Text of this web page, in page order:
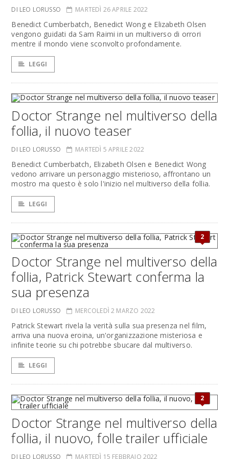
DI LEO LORUSSO MARTEDÌ 26 APRILE 2022
Benedict Cumberbatch, Benedict Wong e Elizabeth Olsen
vengono guidati da Sam Raimi in un multiverso di orrori
mentre il mondo viene sconvolto profondamente.
LEGGI
Doctor Strange nel multiverso della
follia, il nuovo teaser
DI LEO LORUSSO MARTEDÌ 5 APRILE 2022
Benedict Cumberbatch, Elizabeth Olsen e Benedict Wong
vedono arrivare un personaggio misterioso, affrontano un
mostro ma questo è solo l'inizio nel multiverso della follia.
LEGGI
2
Doctor Strange nel multiverso della
follia, Patrick Stewart conferma la
sua presenza
DI LEO LORUSSO MERCOLEDÌ 2 MARZO 2022
Patrick Stewart rivela la verità sulla sua presenza nel film,
arriva una nuova eroina, un'organizzazione misteriosa e
infinite teorie su chi potrebbe sbucare dal multiverso.
LEGGI
2
Doctor Strange nel multiverso della
follia, il nuovo, folle trailer ufficiale
DI LEO LORUSSO MARTEDÌ 15 FEBBRAIO 2022